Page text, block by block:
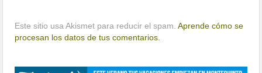
Este sitio usa Akismet para reducir el spam.Aprende cómo se
procesan los datos de tus comentarios.